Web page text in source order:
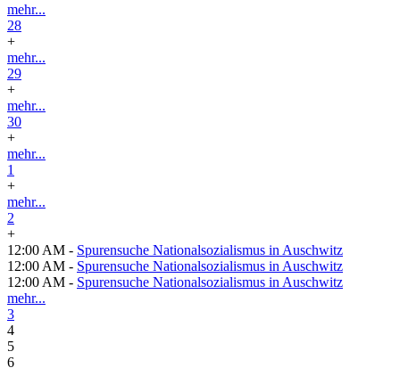
mehr...
28
+
mehr...
29
+
mehr...
30
+
mehr...
1
+
mehr...
2
+
12:00 AM - Spurensuche Nationalsozialismus in Auschwitz
12:00 AM - Spurensuche Nationalsozialismus in Auschwitz
12:00 AM - Spurensuche Nationalsozialismus in Auschwitz
mehr...
3
4
5
6